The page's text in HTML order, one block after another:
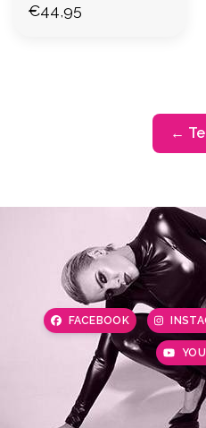
Séduction
€44,95
←
FACEBOOK